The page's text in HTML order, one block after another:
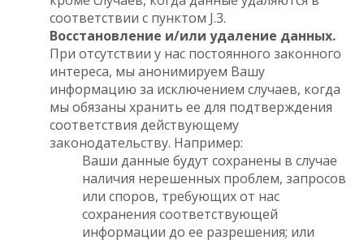
соответствии с пунктом J.3.
Восстановление и/или удаление данных.
При отсутствии у нас постоянного законного
интереса, мы анонимируем Вашу
информацию за исключением случаев, когда
мы обязаны хранить ее для подтверждения
соответствия действующему
законодательству. Например:
Ваши данные будут сохранены в случае
наличия нерешенных проблем, запросов
или споров, требующих от нас
сохранения соответствующей
информации до ее разрешения; или